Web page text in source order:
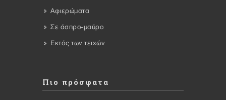
Αφιερώματα
Σε άσπρο-μαύρο
Εκτός των τειχών
Πιο πρόσφατα